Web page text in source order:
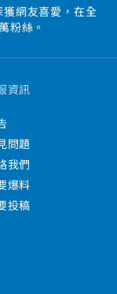
網友喜愛，在全
粉絲。
資訊
問題
我們
爆料
投稿